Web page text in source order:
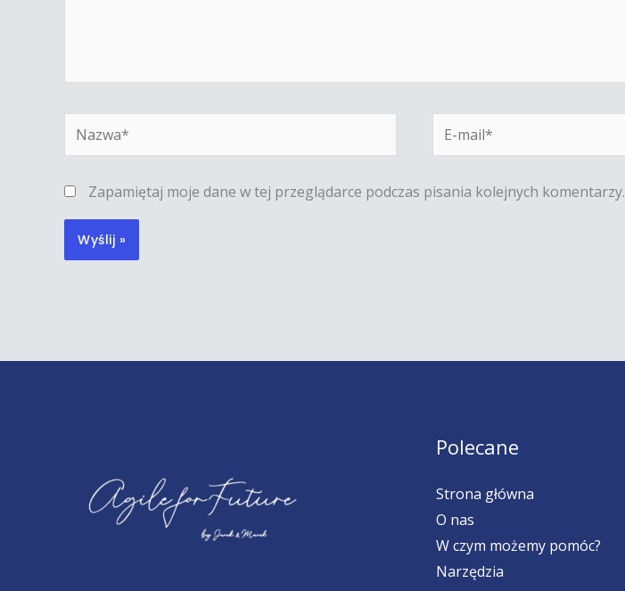
Nazwa*
E-
mail*
Zapamiętaj moje dane w tej przeglądarce podczas pisania kolejnych komentarzy.
Polecane
Strona główna
O nas
W czym możemy pomóc?
Narzędzia